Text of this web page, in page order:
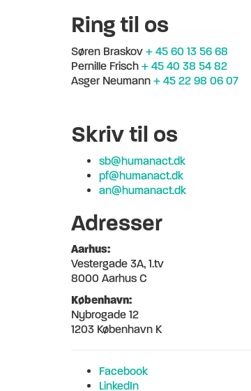
Ring til os
Søren Braskov + 45 60 13 56 68
Pernille Frisch + 45 40 38 54 82
Asger Neumann + 45 22 98 06 07
Skriv til os
sb@humanact.dk
pf@humanact.dk
an@humanact.dk
Adresser
Aarhus:
Vestergade 3A, 1.tv
8000 Aarhus C
København:
Nybrogade 12
1203 København K
Facebook
LinkedIn